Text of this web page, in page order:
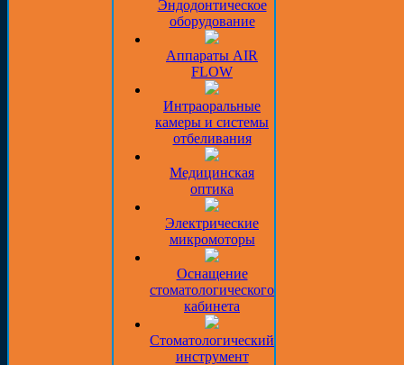
Эндодонтическое
оборудование
Аппараты AIR
FLOW
Интраоральные
камеры и системы
отбеливания
Медицинская
оптика
Электрические
микромоторы
Оснащение
стоматологического
кабинета
Стоматологический
инструмент